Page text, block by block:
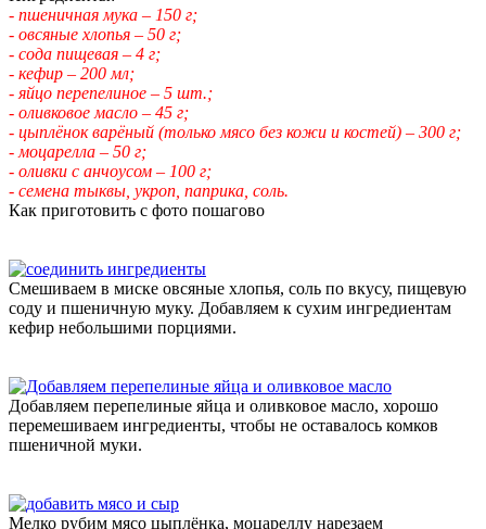
- пшеничная мука – 150 г;
- овсяные хлопья – 50 г;
- сода пищевая – 4 г;
- кефир – 200 мл;
- яйцо перепелиное – 5 шт.;
- оливковое масло – 45 г;
- цыплёнок варёный (только мясо без кожи и костей) – 300 г;
- моцарелла – 50 г;
- оливки с анчоусом – 100 г;
- семена тыквы, укроп, паприка, соль.
Как приготовить с фото пошагово
Смешиваем в миске овсяные хлопья, соль по вкусу, пищевую
соду и пшеничную муку. Добавляем к сухим ингредиентам
кефир небольшими порциями.
Добавляем перепелиные яйца и оливковое масло, хорошо
перемешиваем ингредиенты, чтобы не оставалось комков
пшеничной муки.
Мелко рубим мясо цыплёнка, моцареллу нарезаем